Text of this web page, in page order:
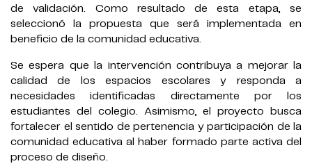
de validación. Como resultado de esta etapa, se
seleccionó la propuesta que será implementada en
beneficio de la comunidad educativa.
Se espera que la intervención contribuya a mejorar la
calidad de los espacios escolares y responda a
necesidades identificadas directamente por los
estudiantes del colegio. Asimismo, el proyecto busca
fortalecer el sentido de pertenencia y participación de la
comunidad educativa al haber formado parte activa del
proceso de diseño.